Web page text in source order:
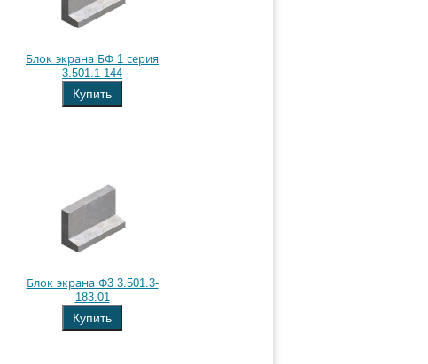
Блок экрана БФ 1 серия
3.501.1-144
Купить
Блок экрана Ф3 3.501.3-
183.01
Купить